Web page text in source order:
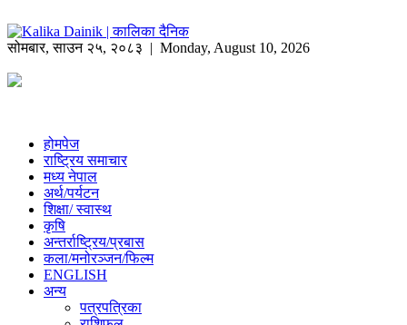
सोमबार,साउन २५, २०८३ | Monday, August 10, 2026
होमपेज
राष्ट्रिय समाचार
मध्य नेपाल
अर्थ/पर्यटन
शिक्षा/ स्वास्थ
कृषि
अन्तर्राष्ट्रिय/प्रबास
कला/मनोरञ्जन/फिल्म
ENGLISH
अन्य
पत्रपत्रिका